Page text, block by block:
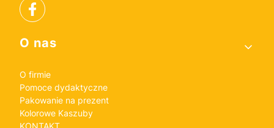
Linki w stopce
O nas
O firmie
Pomoce dydaktyczne
Pakowanie na prezent
Kolorowe Kaszuby
KONTAKT